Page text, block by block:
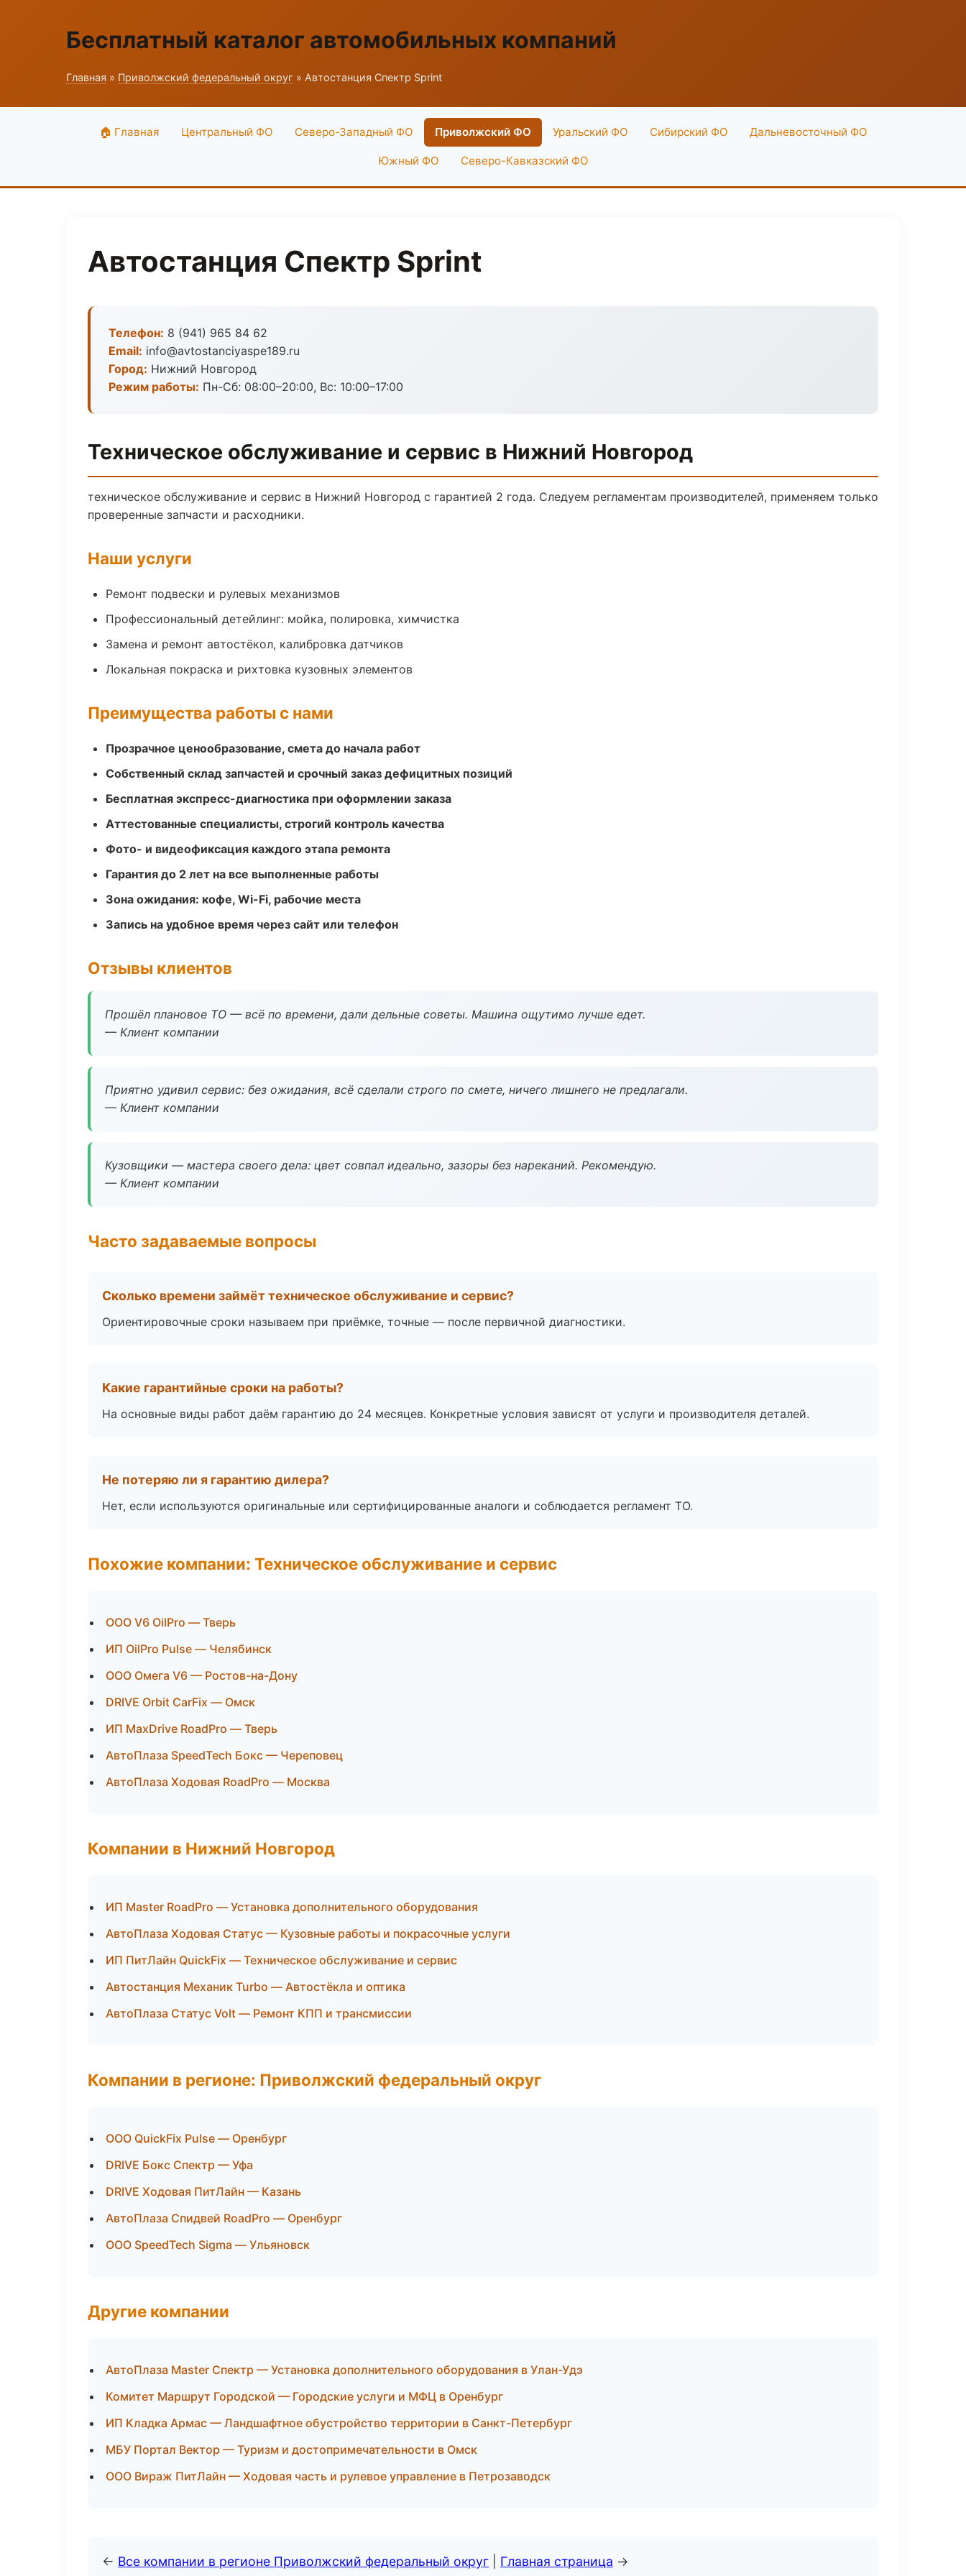
Бесплатный каталог автомобильных компаний
Главная » Приволжский федеральный округ » Автостанция Спектр Sprint
🏠 Главная Центральный ФО Северо-Западный ФО Приволжский ФО Уральский ФО Сибирский ФО Дальневосточный ФО
Южный ФО Северо-Кавказский ФО
Автостанция Спектр Sprint
Телефон: 8 (941) 965 84 62
Email: info@avtostanciyaspe189.ru
Город: Нижний Новгород
Режим работы: Пн-Сб: 08:00–20:00, Вс: 10:00–17:00
Техническое обслуживание и сервис в Нижний Новгород
техническое обслуживание и сервис в Нижний Новгород с гарантией 2 года. Следуем регламентам производителей, применяем только
проверенные запчасти и расходники.
Наши услуги
Ремонт подвески и рулевых механизмов
Профессиональный детейлинг: мойка, полировка, химчистка
Замена и ремонт автостёкол, калибровка датчиков
Локальная покраска и рихтовка кузовных элементов
Преимущества работы с нами
Прозрачное ценообразование, смета до начала работ
Собственный склад запчастей и срочный заказ дефицитных позиций
Бесплатная экспресс-диагностика при оформлении заказа
Аттестованные специалисты, строгий контроль качества
Фото- и видеофиксация каждого этапа ремонта
Гарантия до 2 лет на все выполненные работы
Зона ожидания: кофе, Wi-Fi, рабочие места
Запись на удобное время через сайт или телефон
Отзывы клиентов
Прошёл плановое ТО — всё по времени, дали дельные советы. Машина ощутимо лучше едет.
— Клиент компании
Приятно удивил сервис: без ожидания, всё сделали строго по смете, ничего лишнего не предлагали.
— Клиент компании
Кузовщики — мастера своего дела: цвет совпал идеально, зазоры без нареканий. Рекомендую.
— Клиент компании
Часто задаваемые вопросы
Сколько времени займёт техническое обслуживание и сервис?
Ориентировочные сроки называем при приёмке, точные — после первичной диагностики.
Какие гарантийные сроки на работы?
На основные виды работ даём гарантию до 24 месяцев. Конкретные условия зависят от услуги и производителя деталей.
Не потеряю ли я гарантию дилера?
Нет, если используются оригинальные или сертифицированные аналоги и соблюдается регламент ТО.
Похожие компании: Техническое обслуживание и сервис
ООО V6 OilPro — Тверь
ИП OilPro Pulse — Челябинск
ООО Омега V6 — Ростов-на-Дону
DRIVE Orbit CarFix — Омск
ИП MaxDrive RoadPro — Тверь
АвтоПлаза SpeedTech Бокс — Череповец
АвтоПлаза Ходовая RoadPro — Москва
Компании в Нижний Новгород
ИП Master RoadPro — Установка дополнительного оборудования
АвтоПлаза Ходовая Статус — Кузовные работы и покрасочные услуги
ИП ПитЛайн QuickFix — Техническое обслуживание и сервис
Автостанция Механик Turbo — Автостёкла и оптика
АвтоПлаза Статус Volt — Ремонт КПП и трансмиссии
Компании в регионе: Приволжский федеральный округ
ООО QuickFix Pulse — Оренбург
DRIVE Бокс Спектр — Уфа
DRIVE Ходовая ПитЛайн — Казань
АвтоПлаза Спидвей RoadPro — Оренбург
ООО SpeedTech Sigma — Ульяновск
Другие компании
АвтоПлаза Master Спектр — Установка дополнительного оборудования в Улан-Удэ
Комитет Маршрут Городской — Городские услуги и МФЦ в Оренбург
ИП Кладка Армас — Ландшафтное обустройство территории в Санкт-Петербург
МБУ Портал Вектор — Туризм и достопримечательности в Омск
ООО Вираж ПитЛайн — Ходовая часть и рулевое управление в Петрозаводск
← Все компании в регионе Приволжский федеральный округ Главная страница →